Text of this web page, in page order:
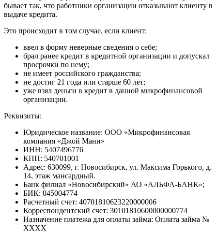
бывает так, что работники организации отказывают клиенту в
выдаче кредита.
Это происходит в том случае, если клиент:
ввел в форму неверные сведения о себе;
брал ранее кредит в кредитной организации и допускал
просрочки по нему;
не имеет российского гражданства;
не достиг 21 года или старше 60 лет;
уже взял деньги в кредит в данной микрофинансовой
организации.
Реквизиты:
Юридическое название: ООО «Микрофинансовая
компания «Джой Мани»
ИНН: 5407496776
КПП: 540701001
Aдрес: 630099, г. Новосибирск, ул. Максима Горького, д.
14, этаж мансардный.
Банк филиал «Новосибирский» АО «АЛЬФА-БАНК»;
БИК: 045004774
Расчетный счет: 40701810623220000006
Корреспондентский счет: 30101810600000000774
Назначение платежа для оплаты займа: Оплата займа №
ХХХХ